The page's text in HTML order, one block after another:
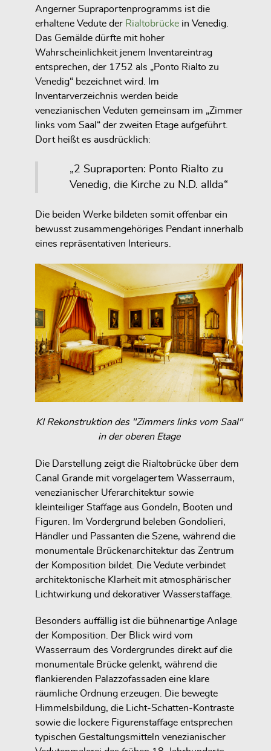
Angerner Supraportenprogramms ist die
erhaltene Vedute der Rialtobrücke in Venedig.
Das Gemälde dürfte mit hoher
Wahrscheinlichkeit jenem Inventareintrag
entsprechen, der 1752 als „Ponto Rialto zu
Venedig“ bezeichnet wird. Im
Inventarverzeichnis werden beide
venezianischen Veduten gemeinsam im „Zimmer
links vom Saal“ der zweiten Etage aufgeführt.
Dort heißt es ausdrücklich:
„2 Supraporten: Ponto Rialto zu
Venedig, die Kirche zu N.D. allda“
Die beiden Werke bildeten somit offenbar ein
bewusst zusammengehöriges Pendant innerhalb
eines repräsentativen Interieurs.
KI Rekonstruktion des "Zimmers links vom Saal"
in der oberen Etage
Die Darstellung zeigt die Rialtobrücke über dem
Canal Grande mit vorgelagertem Wasserraum,
venezianischer Uferarchitektur sowie
kleinteiliger Staffage aus Gondeln, Booten und
Figuren. Im Vordergrund beleben Gondolieri,
Händler und Passanten die Szene, während die
monumentale Brückenarchitektur das Zentrum
der Komposition bildet. Die Vedute verbindet
architektonische Klarheit mit atmosphärischer
Lichtwirkung und dekorativer Wasserstaffage.
Besonders auffällig ist die bühnenartige Anlage
der Komposition. Der Blick wird vom
Wasserraum des Vordergrundes direkt auf die
monumentale Brücke gelenkt, während die
flankierenden Palazzofassaden eine klare
räumliche Ordnung erzeugen. Die bewegte
Himmelsbildung, die Licht-Schatten-Kontraste
sowie die lockere Figurenstaffage entsprechen
typischen Gestaltungsmitteln venezianischer